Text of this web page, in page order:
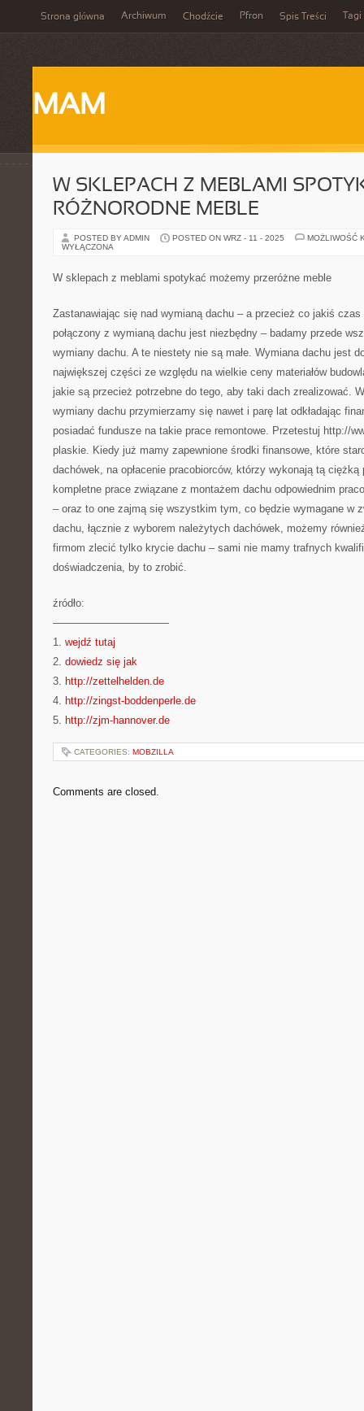
Strona główna Archiwum Chodźcie Pfron Spis Treści Tagi
MAM
W SKLEPACH Z MEBLAMI
RÓŻNORODNE MEBLE
POSTED BY ADMIN POSTED ON WRZ - 11 - 2025
MOŻLIWOŚĆ
WYŁĄCZONA
W sklepach z meblami spotykać możemy przeróżne meble
Zastanawiając się nad wymianą dachu – a przecież co jakiś czas
połączony z wymianą dachu jest niezbędny – badamy przede
wymiany dachu. A te niestety nie są małe. Wymiana dachu jest
największej części ze względu na wielkie ceny materiałów
jakie są przecież potrzebne do tego, aby taki dach zrealizować.
wymiany dachu przymierzamy się nawet i parę lat odkładając
posiadać fundusze na takie prace remontowe. Przetestuj http://
plaskie. Kiedy już mamy zapewnione środki finansowe, które
dachówek, na opłacenie pracobiorców, którzy wykonają tą
kompletne prace związane z montażem dachu odpowiednim
– oraz to one zajmą się wszystkim tym, co będzie wymagane w
dachu, łącznie z wyborem należytych dachówek, możemy
firmom zlecić tylko krycie dachu – sami nie mamy trafnych
doświadczenia, by to zrobić.
źródło:
———————————
1. wejdź tutaj
2. dowiedz się jak
3. http://zettelhelden.de
4. http://zingst-boddenperle.de
5. http://zjm-hannover.de
CATEGORIES: MOBZILLA
Comments are closed.